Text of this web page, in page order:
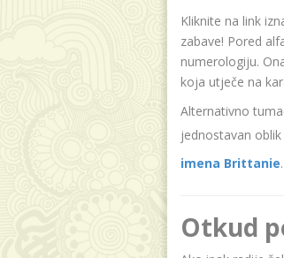
Kliknite na link
zabave! Pored
numerologiju.
koja utječe na
Alternativno
jednostavan
imena Brittanie.
Otkud